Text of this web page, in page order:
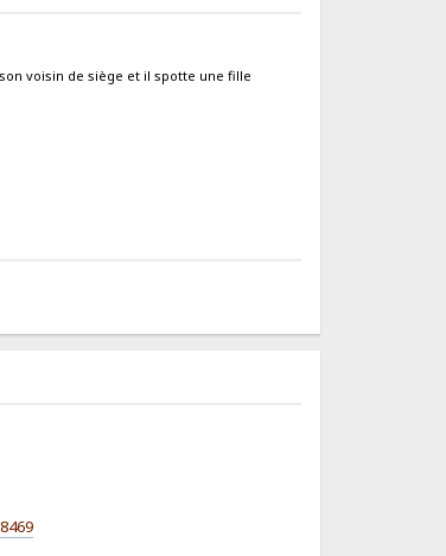
voisin de siège et il spotte une fille